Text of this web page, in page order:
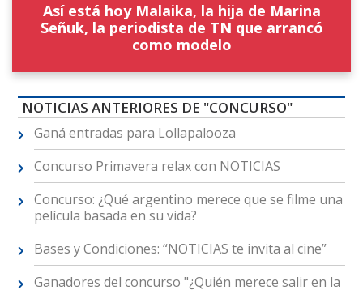
Así está hoy Malaika, la hija de Marina
Señuk, la periodista de TN que arrancó
como modelo
NOTICIAS ANTERIORES DE "CONCURSO"
Ganá entradas para Lollapalooza
Concurso Primavera relax con NOTICIAS
Concurso: ¿Qué argentino merece que se filme una
película basada en su vida?
Bases y Condiciones: “NOTICIAS te invita al cine”
Ganadores del concurso "¿Quién merece salir en la